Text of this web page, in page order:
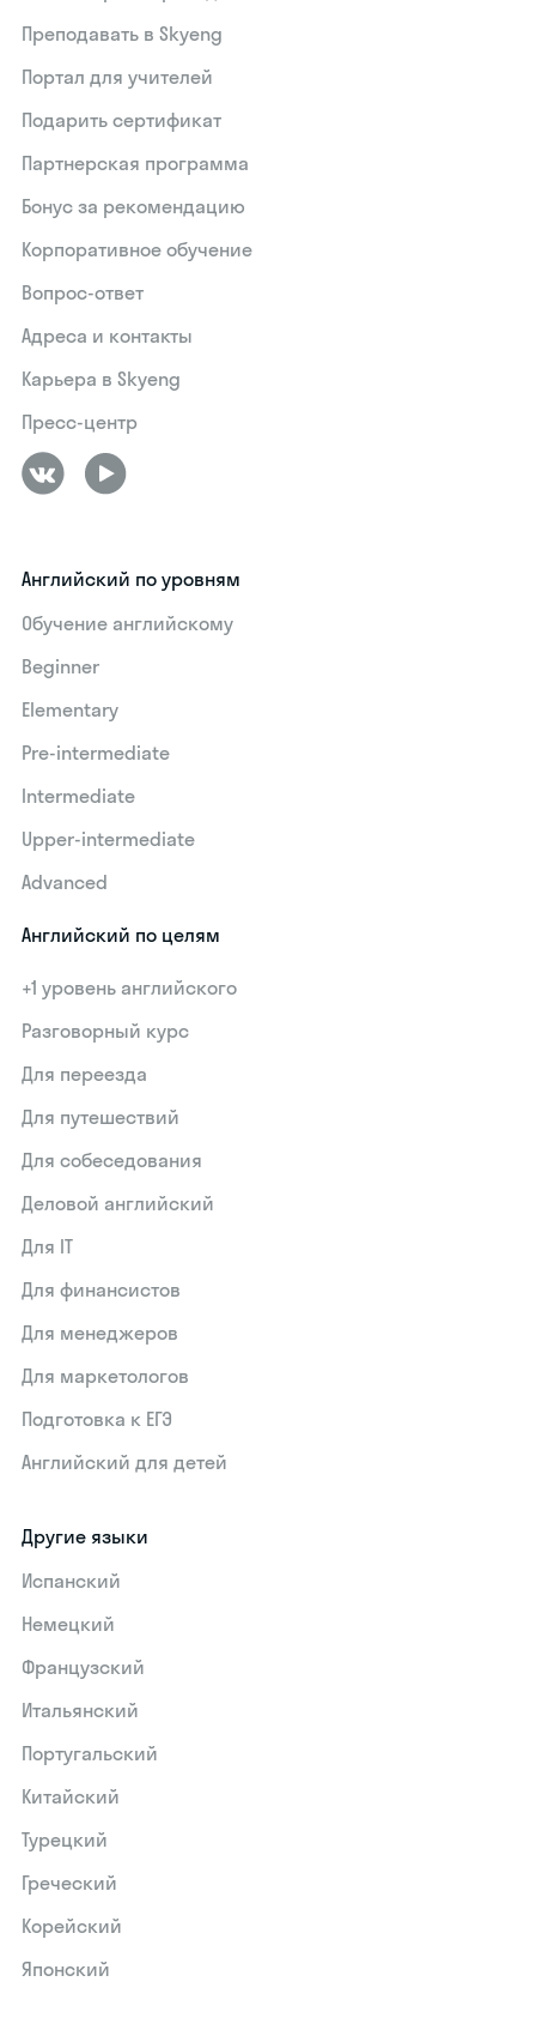
Преподавать в Skyeng
Портал для учителей
Подарить сертификат
Партнерская программа
Бонус за рекомендацию
Корпоративное обучение
Вопрос-ответ
Адреса и контакты
Карьера в Skyeng
Пресс-центр
Английский по уровням
Обучение английскому
Beginner
Elementary
Pre-intermediate
Intermediate
Upper-intermediate
Advanced
Английский по целям
+1 уровень английского
Разговорный курс
Для переезда
Для путешествий
Для собеседования
Деловой английский
Для IT
Для финансистов
Для менеджеров
Для маркетологов
Подготовка к ЕГЭ
Английский для детей
Другие языки
Испанский
Немецкий
Французский
Итальянский
Португальский
Китайский
Турецкий
Греческий
Корейский
Японский